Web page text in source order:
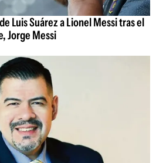
Luis Suárez a Lionel Messi tras el
Jorge Messi